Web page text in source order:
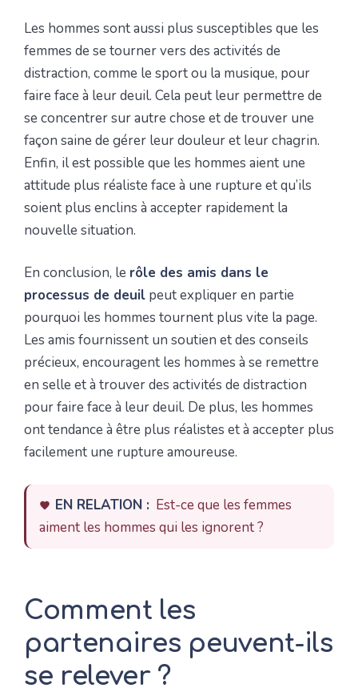
Les hommes sont aussi plus susceptibles que les
femmes de se tourner vers des activités de
distraction, comme le sport ou la musique, pour
faire face à leur deuil. Cela peut leur permettre de
se concentrer sur autre chose et de trouver une
façon saine de gérer leur douleur et leur chagrin.
Enfin, il est possible que les hommes aient une
attitude plus réaliste face à une rupture et qu’ils
soient plus enclins à accepter rapidement la
nouvelle situation.
En conclusion, le rôle des amis dans le
processus de deuil peut expliquer en partie
pourquoi les hommes tournent plus vite la page.
Les amis fournissent un soutien et des conseils
précieux, encouragent les hommes à se remettre
en selle et à trouver des activités de distraction
pour faire face à leur deuil. De plus, les hommes
ont tendance à être plus réalistes et à accepter plus
facilement une rupture amoureuse.
EN RELATION : Est-ce que les femmes
aiment les hommes qui les ignorent ?
Comment les
partenaires peuvent-ils
se relever ?